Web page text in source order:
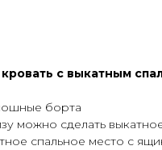
с выкатным
борта
можно сделать
спальное место с